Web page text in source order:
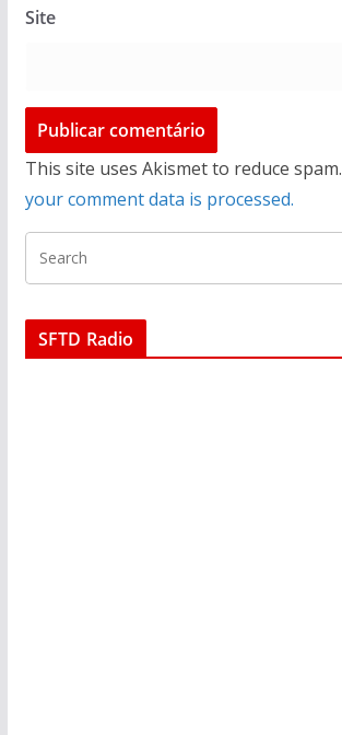
Site
This site uses Akismet to reduce spam.
your comment data is processed.
SFTD Radio